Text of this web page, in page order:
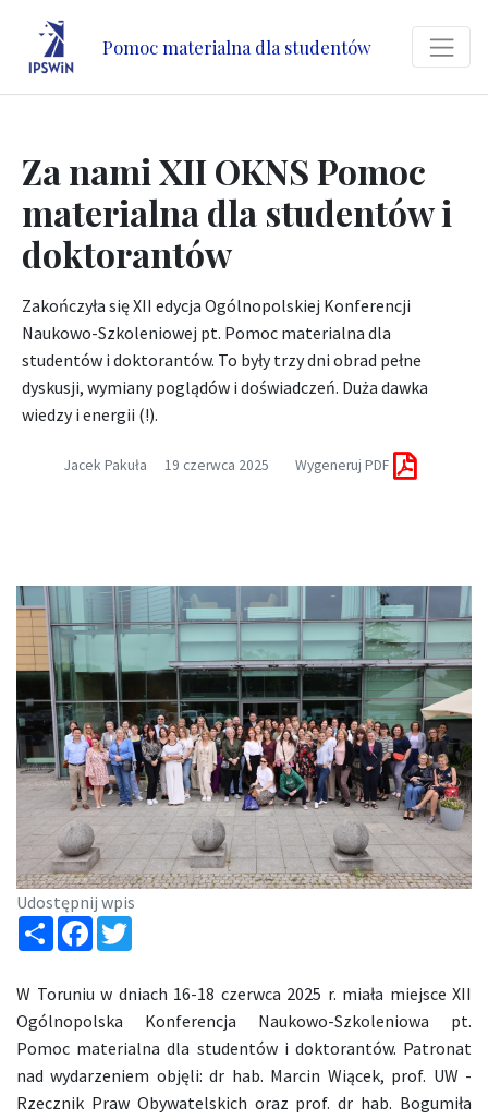
Pomoc materialna dla studentów
Za nami XII OKNS Pomoc
materialna dla studentów i
doktorantów
Zakończyła się XII edycja Ogólnopolskiej Konferencji
Naukowo-Szkoleniowej pt. Pomoc materialna dla
studentów i doktorantów. To były trzy dni obrad pełne
dyskusji, wymiany poglądów i doświadczeń. Duża dawka
wiedzy i energii (!).
Jacek Pakuła 19 czerwca 2025 Wygeneruj PDF
Udostępnij wpis
Share Facebook
W Toruniu w dniach 16-18 czerwca 2025 r. miała miejsce XII
Ogólnopolska Konferencja Naukowo-Szkoleniowa pt.
Pomoc materialna dla studentów i doktorantów. Patronat
nad wydarzeniem objęli: dr hab. Marcin Wiącek, prof. UW -
Rzecznik Praw Obywatelskich oraz prof. dr hab. Bogumiła